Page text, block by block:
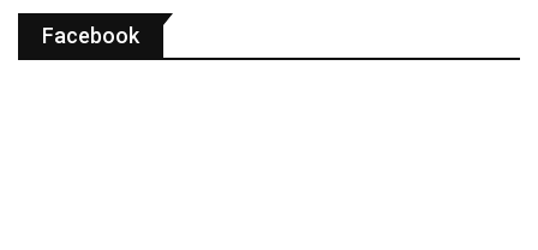
Facebook